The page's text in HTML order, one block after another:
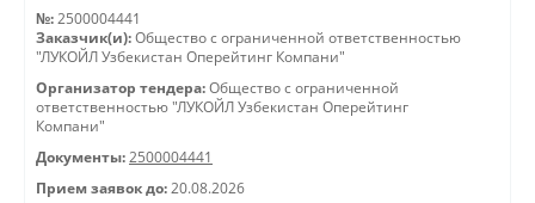
№: 2500004441
Заказчик(и): Общество с ограниченной ответственностью
"ЛУКОЙЛ Узбекистан Оперейтинг Компани"
Организатор тендера: Общество с ограниченной
ответственностью "ЛУКОЙЛ Узбекистан Оперейтинг
Компани"
Документы: 2500004441
Прием заявок до: 20.08.2026